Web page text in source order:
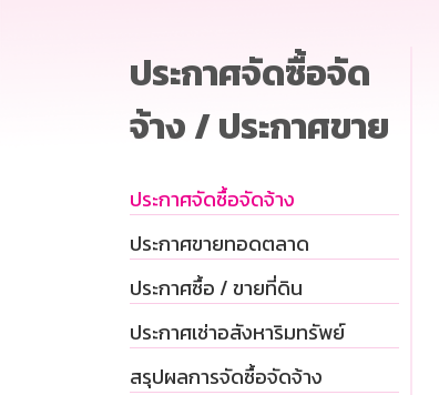
ประกาศจัดซื้อจัด
จ้าง / ประกาศขาย
ประกาศจัดซื้อจัดจ้าง
ประกาศขายทอดตลาด
ประกาศซื้อ / ขายที่ดิน
ประกาศเช่าอสังหาริมทรัพย์
สรุปผลการจัดซื้อจัดจ้าง